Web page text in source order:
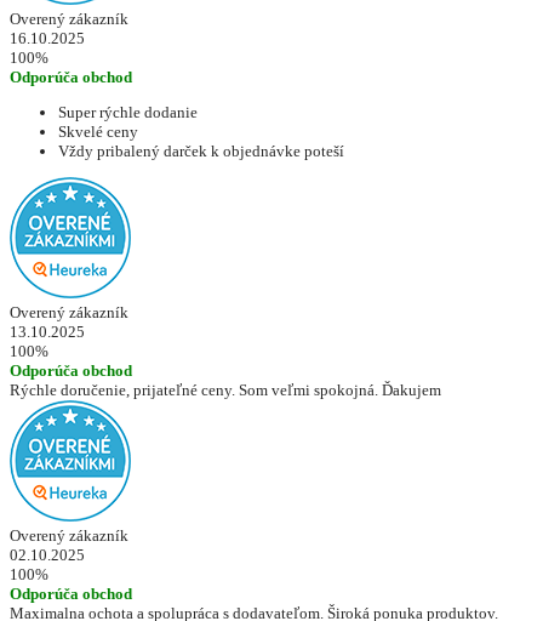
Overený zákazník
16.10.2025
100%
Odporúča obchod
Super rýchle dodanie
Skvelé ceny
Vždy pribalený darček k objednávke poteší
Overený zákazník
13.10.2025
100%
Odporúča obchod
Rýchle doručenie, prijateľné ceny. Som veľmi spokojná. Ďakujem
Overený zákazník
02.10.2025
100%
Odporúča obchod
Maximalna ochota a spolupráca s dodavateľom. Široká ponuka produktov.